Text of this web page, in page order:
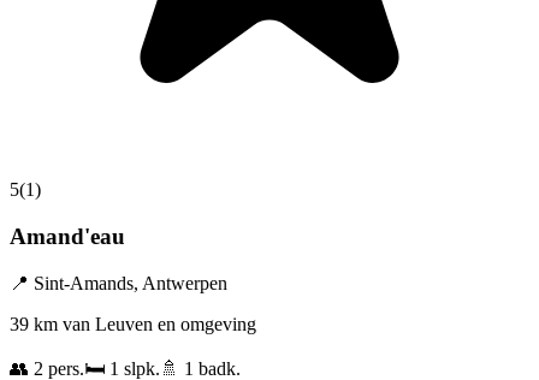
5(1)
Amand'eau
📍 Sint-Amands, Antwerpen
39 km van Leuven en omgeving
👥 2 pers.🛏️ 1 slpk. 🚿 1 badk.